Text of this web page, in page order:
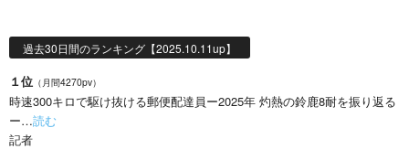
過去30日間のランキング【2025.10.11up】
１位 （月間4270pv）
時速300キロで駆け抜ける郵便配達員ー2025年 灼熱の鈴鹿8耐を振り返る
ー…読む
記者